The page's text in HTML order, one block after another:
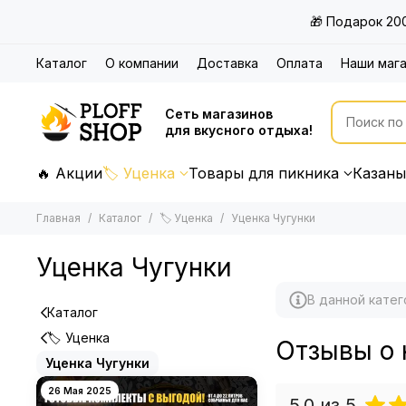
🎁 Подарок
Каталог О компании Доставка Оплата Наши
Сеть магазинов
для вкусного отдыха!
🔥 Акции🏷 Уценка Товары для пикника Казаны
Главная Каталог 🏷 Уценка Уценка Чугунки
Уценка Чугунки
В данной
Отзывы о
Каталог
🏷 Уценка
Уценка Чугунки
26 Мая 2025